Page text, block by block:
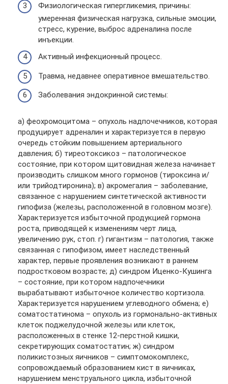
Физиологическая гипергликемия, причины:
умеренная физическая нагрузка, сильные эмоции,
стресс, курение, выброс адреналина после
инъекции.
Активный инфекционный процесс.
Травма, недавнее оперативное вмешательство.
Заболевания эндокринной системы:
а) феохромоцитома – опухоль надпочечников, которая
продуцирует адреналин и характеризуется в первую
очередь стойким повышением артериального
давления; б) тиреотоксикоз – патологическое
состояние, при котором щитовидная железа начинает
производить слишком много гормонов (тироксина и/
или трийодтиронина); в) акромегалия – заболевание,
связанное с нарушением синтетической активности
гипофиза (железы, расположенной в головном мозге).
Характеризуется избыточной продукцией гормона
роста, приводящей к изменениям черт лица,
увеличению рук, стоп. г) гигантизм – патология, также
связанная с гипофизом, имеет наследственный
характер, первые проявления возникают в раннем
подростковом возрасте; д) синдром Иценко-Кушинга
– состояние, при котором надпочечники
вырабатывают избыточное количество кортизола.
Характеризуется нарушением углеводного обмена; е)
соматостатинома – опухоль из гормонально-активных
клеток поджелудочной железы или клеток,
расположенных в стенке 12-перстной кишки,
секретирующих соматостатин; ж) синдром
поликистозных яичников – симптомокомплекс,
сопровождаемый образованием кист в яичниках,
нарушением менструального цикла, избыточной